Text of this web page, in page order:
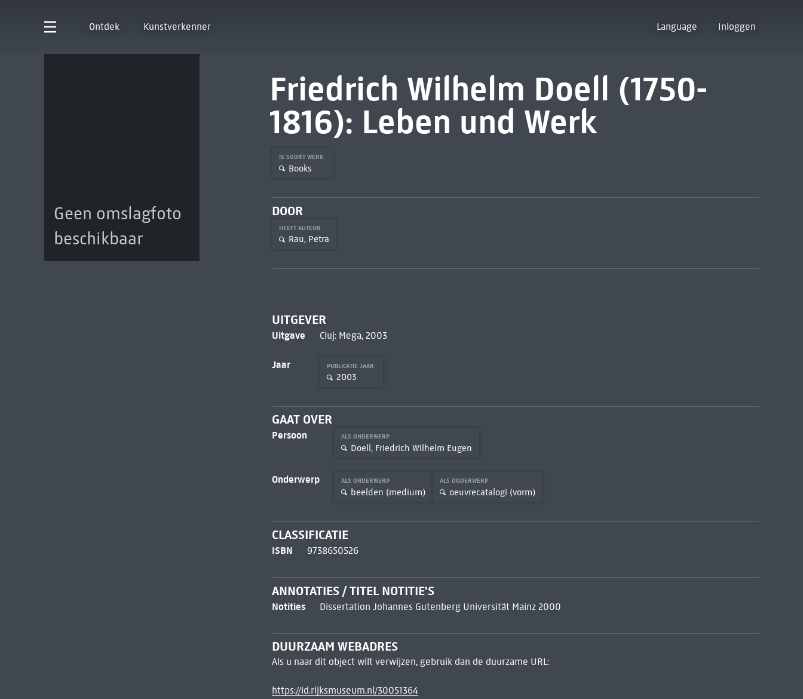
Ontdek Kunstverkenner Language Inloggen
Geen omslagfoto
beschikbaar
Friedrich Wilhelm Doell (1750-
1816): Leben und Werk
IS SOORT WERK
Books
DOOR
HEEFT AUTEUR
Rau, Petra
UITGEVER
Uitgave Cluj: Mega, 2003
Jaar PUBLICATIE JAAR
2003
GAAT OVER
Persoon ALS ONDERWERP
Doell, Friedrich Wilhelm Eugen
Onderwerp ALS ONDERWERP
beelden (medium)
ALS ONDERWERP
oeuvrecatalogi (vorm)
CLASSIFICATIE
ISBN 9738650526
ANNOTATIES / TITEL NOTITIE'S
Notities Dissertation Johannes Gutenberg Universität Mainz 2000
DUURZAAM WEBADRES
Als u naar dit object wilt verwijzen, gebruik dan de duurzame URL:
https://id.rijksmuseum.nl/30051364